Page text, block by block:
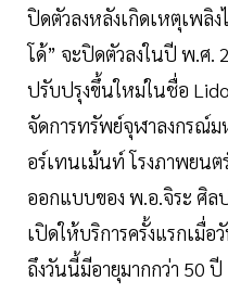
ปิดตัวลงหลังเกิดเหตุเพลิ
โด้” จะปิดตัวลงในปี พ.ศ.
ปรับปรุงขึ้นใหม่ในชื่อ
จัดการทรัพย์จุฬาลงกรณ์ม
อร์เทนเม้นท์ โรงภาพยนต
ออกแบบของ พ.อ.จิระ ศิล
เปิดให้บริการครั้งแรกเมื่
ถึงวันนี้มีอายุมากกว่า 50 ปี